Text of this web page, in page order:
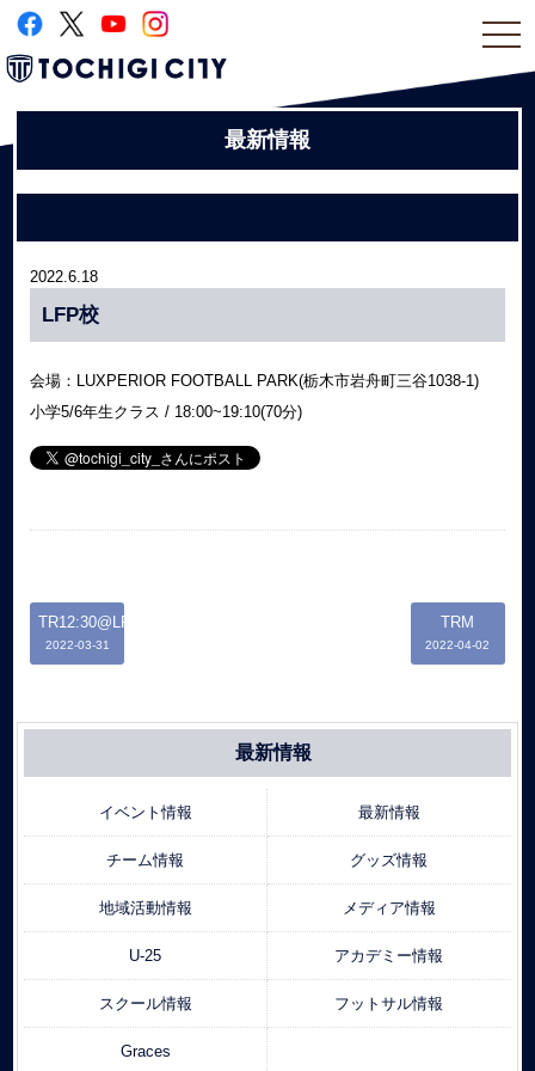
最新情報
2022.6.18
LFP校
会場：LUXPERIOR FOOTBALL PARK(栃木市岩舟町三谷1038-1)
小学5/6年生クラス / 18:00~19:10(70分)
TR12:30@LFP
2022-03-31
TRM
2022-04-02
最新情報
イベント情報 最新情報
チーム情報 グッズ情報
地域活動情報 メディア情報
U-25 アカデミー情報
スクール情報 フットサル情報
Graces